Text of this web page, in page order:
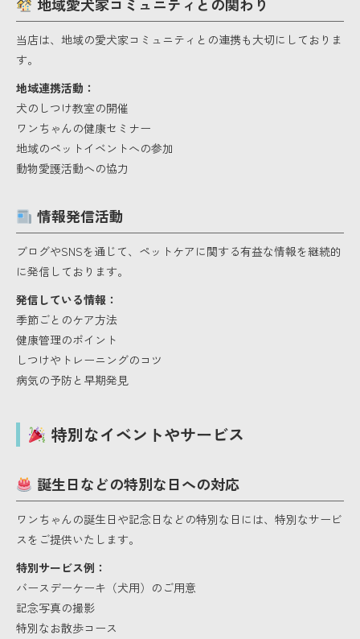
地域愛犬家コミュニティとの関わり
当店は、地域の愛犬家コミュニティとの連携も大切にしておりま
す。
地域連携活動：
犬のしつけ教室の開催
ワンちゃんの健康セミナー
地域のペットイベントへの参加
動物愛護活動への協力
情報発信活動
ブログやSNSを通じて、ペットケアに関する有益な情報を継続的
に発信しております。
発信している情報：
季節ごとのケア方法
健康管理のポイント
しつけやトレーニングのコツ
病気の予防と早期発見
特別なイベントやサービス
誕生日などの特別な日への対応
ワンちゃんの誕生日や記念日などの特別な日には、特別なサービ
スをご提供いたします。
特別サービス例：
バースデーケーキ（犬用）のご用意
記念写真の撮影
特別なお散歩コース